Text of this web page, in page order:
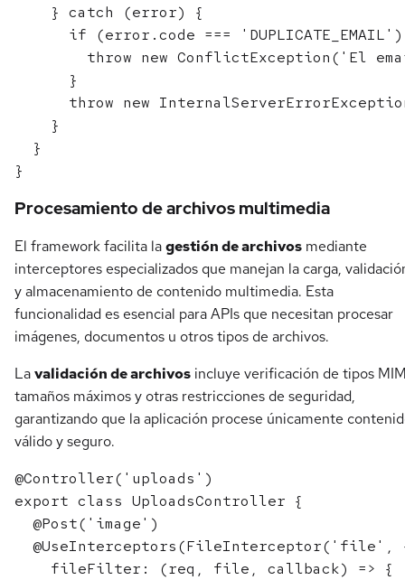
    } catch (error) {
if (error.code ===
throw new ConflictException('El
      }
throw new
    }
  }
Procesamiento de archivos multimedia
El framework facilita lagestión de archivos mediante
interceptores especializados que manejan la carga,
y almacenamiento de contenido multimedia. Esta
funcionalidad es esencial para APIs que necesitan procesar
imágenes, documentos u otros tipos de archivos.
Lavalidación de archivos incluye verificación de tipos
tamaños máximos y otras restricciones de seguridad,
garantizando que la aplicación procese únicamente
válido y seguro.
@Controller('uploads')
export class UploadsController {
  @Post('image')
@UseInterceptors(FileInterceptor('file',
    fileFilter: (req, file, callback) => {